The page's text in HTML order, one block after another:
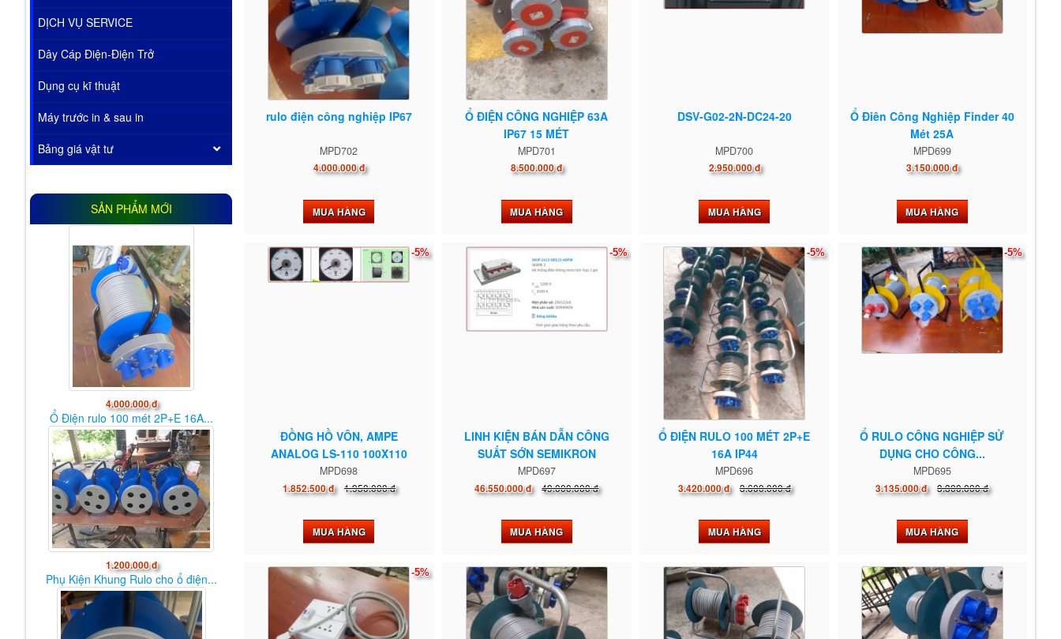
rulo điện công nghiệp IP67
MPD702
4.000.000 đ
MUA HÀNG
Ổ ĐIỆN CÔNG NGHIỆP 63A
IP67 15 MÉT
MPD701
8.500.000 đ
MUA HÀNG
DSV-G02-2N-DC24-20
MPD700
2.950.000 đ
MUA HÀNG
Ổ Điên Công Nghiệp Finder 40
Mét 25A
MPD699
3.150.000 đ
MUA HÀNG
-5%
ĐỒNG HỒ VÔN, AMPE
ANALOG LS-110 100X110
MPD698
1.852.500 đ 1.950.000 đ
MUA HÀNG
-5%
LINH KIỆN BÁN DẪN CÔNG
SUẤT SỚN SEMIKRON
MPD697
46.550.000 đ 49.000.000 đ
MUA HÀNG
-5%
Ổ ĐIỆN RULO 100 MÉT 2P+E
16A IP44
MPD696
3.420.000 đ 3.600.000 đ
MUA HÀNG
-5%
Ổ RULO CÔNG NGHIỆP SỬ
DỤNG CHO CÔNG...
MPD695
3.135.000 đ 3.300.000 đ
MUA HÀNG
-5%
DỊCH VỤ SERVICE
Dây Cáp Điện-Điện Trở
Dụng cụ kĩ thuật
Máy trước in & sau in
Bảng giá vật tư
SẢN PHẨM MỚI
4.000.000 đ
Ổ Điện rulo 100 mét 2P+E 16A...
1.200.000 đ
Phụ Kiện Khung Rulo cho ổ điện...